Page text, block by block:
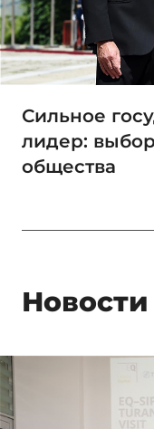
Сильное
лидер:
общества